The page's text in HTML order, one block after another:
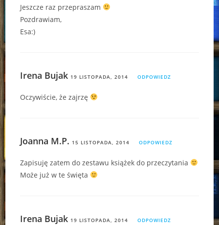
Jeszcze raz przepraszam
Pozdrawiam,
Esa:)
Irena Bujak 19 LISTOPADA, 2014 ODPOWIEDZ
Oczywiście, że zajrzę
Joanna M.P. 15 LISTOPADA, 2014 ODPOWIEDZ
Zapisuję zatem do zestawu książek do przeczytania
Może już w te święta
Irena Bujak 19 LISTOPADA, 2014 ODPOWIEDZ